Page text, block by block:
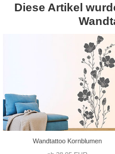
Diese Artikel
Wandtattoo Kornblumen